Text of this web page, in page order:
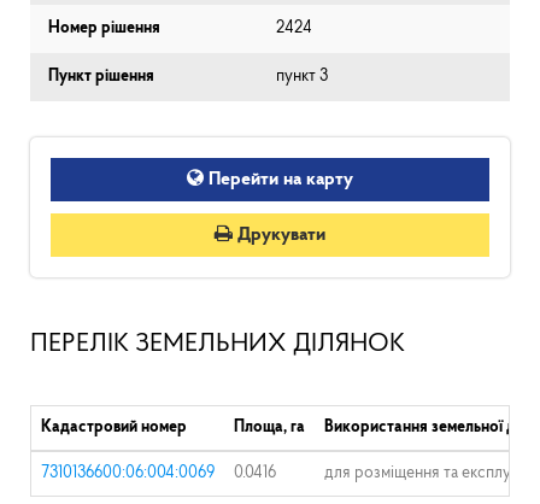
Номер рішення 2424
Пункт рішення пункт 3
Перейти на карту
Друкувати
ПЕРЕЛІК ЗЕМЕЛЬНИХ ДІЛЯНОК
Кадастровий номер Площа, га Використання земельної
7310136600:06:004:0069 0.0416 для розміщення та